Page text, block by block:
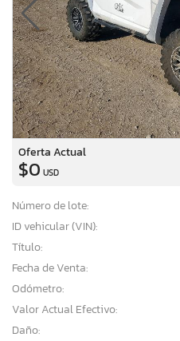
Oferta Actual
$0 USD
Número de lote:
ID vehicular (VIN):
Título:
Fecha de Venta:
Odómetro:
Valor Actual Efectivo:
Daño: